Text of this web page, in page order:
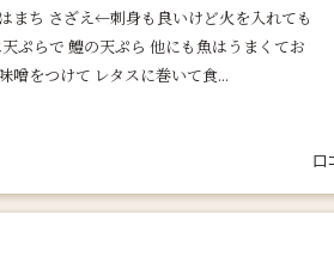
まち さざえ←刺身も良いけど火を入れても
ぷらで 鱧の天ぷら 他にも魚はうまくてお
噌をつけて レタスに巻いて食...
口